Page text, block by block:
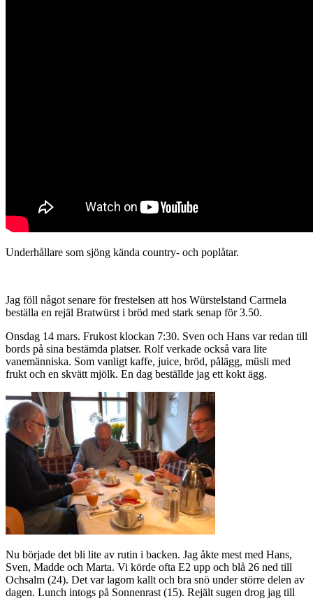
Underhållare som sjöng kända country- och poplåtar.
Jag föll något senare för frestelsen att hos Würstelstand Carmela
beställa en rejäl Bratwürst i bröd med stark senap för 3.50.
Onsdag 14 mars. Frukost klockan 7:30. Sven och Hans var redan till
bords på sina bestämda platser. Rolf verkade också vara lite
vanemänniska. Som vanligt kaffe, juice, bröd, pålägg, müsli med
frukt och en skvätt mjölk. En dag beställde jag ett kokt ägg.
Nu började det bli lite av rutin i backen. Jag åkte mest med Hans,
Sven, Madde och Marta. Vi körde ofta E2 upp och blå 26 ned till
Ochsalm (24). Det var lagom kallt och bra snö under större delen av
dagen. Lunch intogs på Sonnenrast (15). Rejält sugen drog jag till